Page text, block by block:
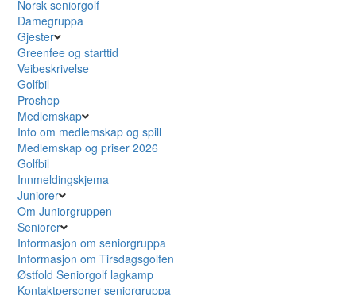
Norsk seniorgolf
Damegruppa
Gjester
Greenfee og starttid
Veibeskrivelse
Golfbil
Proshop
Medlemskap
Info om medlemskap og spill
Medlemskap og priser 2026
Golfbil
Innmeldingskjema
Juniorer
Om Juniorgruppen
Seniorer
Informasjon om seniorgruppa
Informasjon om Tirsdagsgolfen
Østfold Seniorgolf lagkamp
Kontaktpersoner seniorgruppa